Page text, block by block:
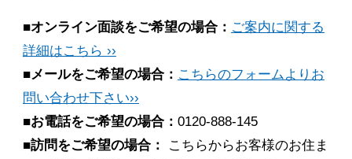
■オンライン面談をご希望の場合： ご案内に関する
詳細はこちら ››
■メールをご希望の場合： こちらのフォームよりお
問い合わせ下さい››
■お電話をご希望の場合： 0120-888-145
■訪問をご希望の場合：
こちらからお客様のお住ま